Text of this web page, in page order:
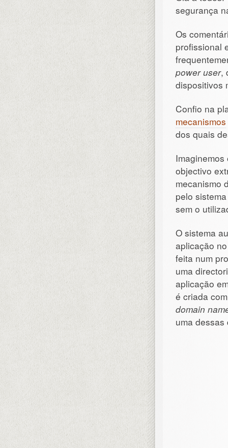
segurança
Os
profissional
power user,
dispositivos
Confio na
mecanismos
dos quais
objectivo
mecanismo
pelo
sem o
O sistema
aplicação
feita num
uma
aplicação
é criada
domain
uma